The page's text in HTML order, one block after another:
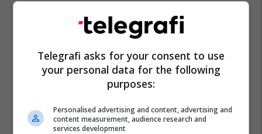
Telegrafi asks for your consent to use
your personal data for the following
purposes:
Personalised advertising and content, advertising and
content measurement, audience research and
services development